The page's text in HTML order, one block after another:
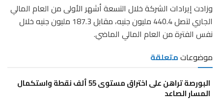
وزادت إيرادات الشركة خلال التسعة أشهر الأولى من العام المالي
الجاري لتصل 440.4 مليون جنيه، مقابل 187.3 مليون جنيه خلال
نفس الفترة من العام المالي الماضي.
موضوعاتمتعلقة
البورصة تراهن على اختراق مستوى 55 ألف نقطة واستكمال
المسار الصاعد